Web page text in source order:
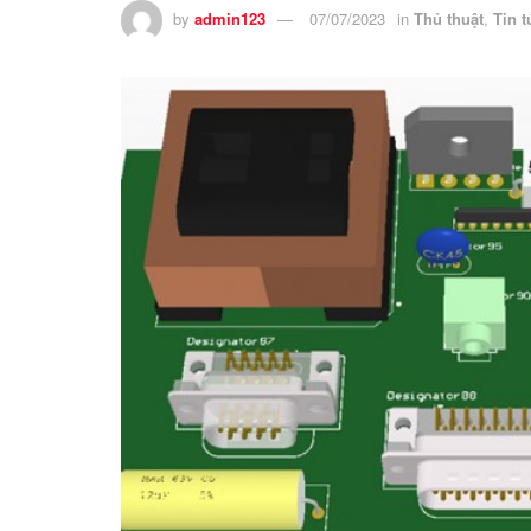
by admin123 07/07/2023 in Thủ thuật, Tin